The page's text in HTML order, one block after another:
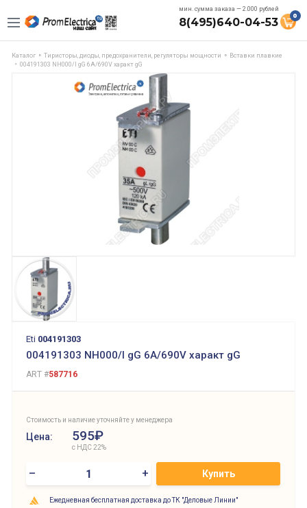
мин. сумма заказа — 2.000 рублей
8(495)640-04-53 0
Каталог Тиристоры, диоды, предохранители, регуляторы мощности
Вставки плавкие
004191303 NH000/I gG 6A/690V характ gG
Eti 004191303
004191303 NH000/I gG 6A/690V характ gG
ART #587716
Стоимость и наличие уточняйте у менеджера
Цена: 595₽
с НДС 22%
– + Купить
Ежедневная бесплатная доставка до ТК "Деловые Линии"